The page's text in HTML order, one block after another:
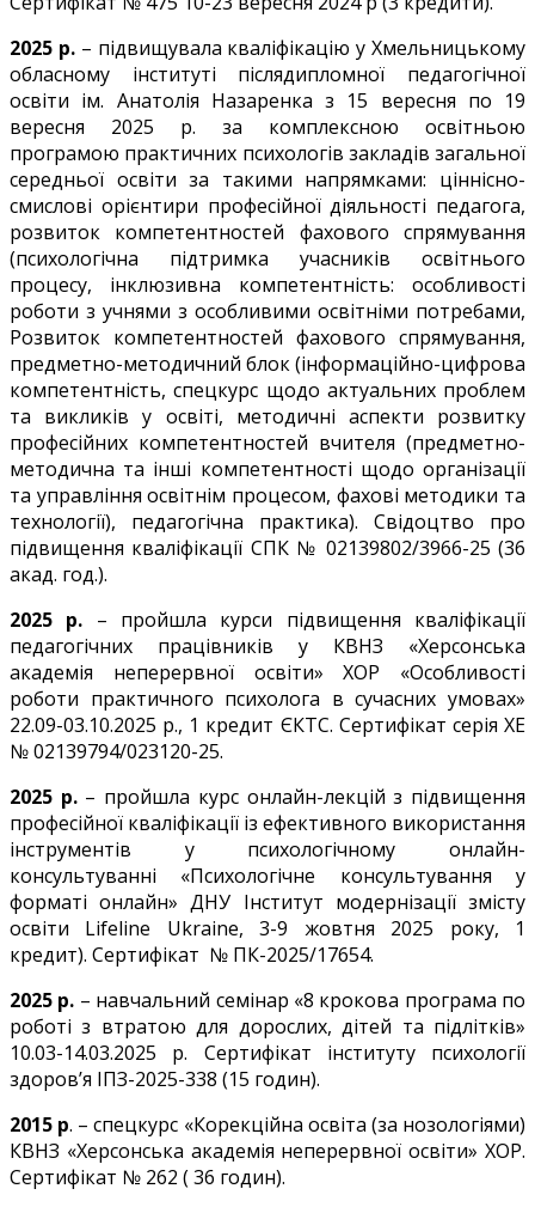
2025 р.– підвищувала кваліфікацію у Хмельницькому
обласному інституті післядипломної педагогічної
освіти ім. Анатолія Назаренка з 15 вересня по 19
вересня 2025 р. за комплексною освітньою
програмою практичних психологів закладів загальної
середньої освіти за такими напрямками: ціннісно-
смислові орієнтири професійної діяльності педагога,
розвиток компетентностей фахового спрямування
(психологічна підтримка учасників освітнього
процесу, інклюзивна компетентність: особливості
роботи з учнями з особливими освітніми потребами,
Розвиток компетентностей фахового спрямування,
предметно-методичний блок (інформаційно-цифрова
компетентність, спецкурс щодо актуальних проблем
та викликів у освіті, методичні аспекти розвитку
професійних компетентностей вчителя (предметно-
методична та інші компетентності щодо організації
та управління освітнім процесом, фахові методики та
технології), педагогічна практика). Свідоцтво про
підвищення кваліфікації СПК № 02139802/3966-25 (36
акад. год.).
2025 р. – пройшла курси підвищення кваліфікації
педагогічних працівників у КВНЗ «Херсонська
академія неперервної освіти» ХОР «Особливості
роботи практичного психолога в сучасних умовах»
22.09-03.10.2025 р., 1 кредит ЄКТС. Сертифікат серія ХЕ
№ 02139794/023120-25.
2025 р.– пройшла курс онлайн-лекцій з підвищення
професійної кваліфікації із ефективного використання
інструментів у психологічному онлайн-
консультуванні «Психологічне консультування у
форматі онлайн» ДНУ Інститут модернізації змісту
освіти Lifeline Ukraine, 3-9 жовтня 2025 року, 1
кредит). Сертифікат № ПК-2025/17654.
2025 р. – навчальний семінар «8 крокова програма по
роботі з втратою для дорослих, дітей та підлітків»
10.03-14.03.2025 р. Сертифікат інституту психології
здоров’я ІПЗ-2025-338 (15 годин).
2015 р. – спецкурс «Корекційна освіта (за нозологіями)
КВНЗ «Херсонська академія неперервної освіти» ХОР.
Сертифікат № 262 ( 36 годин).